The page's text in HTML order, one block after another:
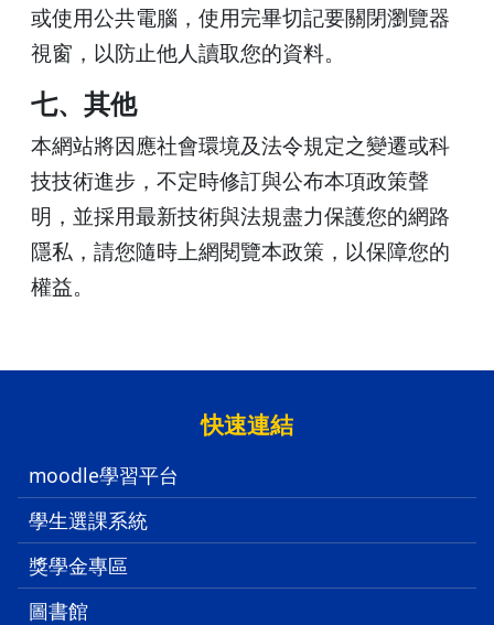
或使用公共電腦，使用完畢切記要關閉瀏覽器
視窗，以防止他人讀取您的資料。
七、其他
本網站將因應社會環境及法令規定之變遷或科
技技術進步，不定時修訂與公布本項政策聲
明，並採用最新技術與法規盡力保護您的網路
隱私，請您隨時上網閱覽本政策，以保障您的
權益。
快速連結
moodle學習平台
學生選課系統
獎學金專區
圖書館